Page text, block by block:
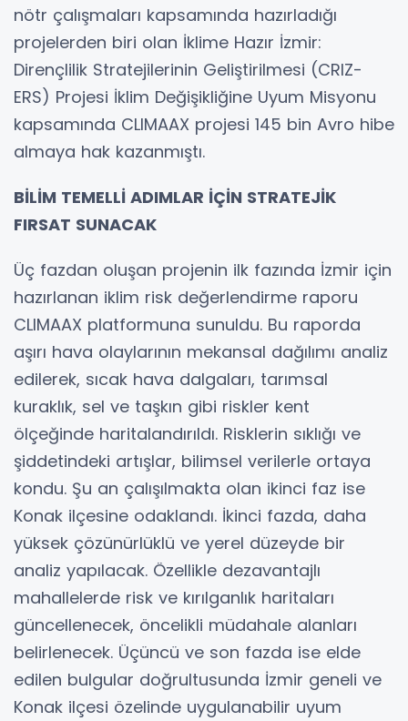
nötr çalışmaları kapsamında hazırladığı
projelerden biri olan İklime Hazır İzmir:
Dirençlilik Stratejilerinin Geliştirilmesi (CRIZ-
ERS) Projesi İklim Değişikliğine Uyum Misyonu
kapsamında CLIMAAX projesi 145 bin Avro hibe
almaya hak kazanmıştı.
BİLİM TEMELLİ ADIMLAR İÇİN STRATEJİK
FIRSAT SUNACAK
Üç fazdan oluşan projenin ilk fazında İzmir için
hazırlanan iklim risk değerlendirme raporu
CLIMAAX platformuna sunuldu. Bu raporda
aşırı hava olaylarının mekansal dağılımı analiz
edilerek, sıcak hava dalgaları, tarımsal
kuraklık, sel ve taşkın gibi riskler kent
ölçeğinde haritalandırıldı. Risklerin sıklığı ve
şiddetindeki artışlar, bilimsel verilerle ortaya
kondu. Şu an çalışılmakta olan ikinci faz ise
Konak ilçesine odaklandı. İkinci fazda, daha
yüksek çözünürlüklü ve yerel düzeyde bir
analiz yapılacak. Özellikle dezavantajlı
mahallelerde risk ve kırılganlık haritaları
güncellenecek, öncelikli müdahale alanları
belirlenecek. Üçüncü ve son fazda ise elde
edilen bulgular doğrultusunda İzmir geneli ve
Konak ilçesi özelinde uygulanabilir uyum